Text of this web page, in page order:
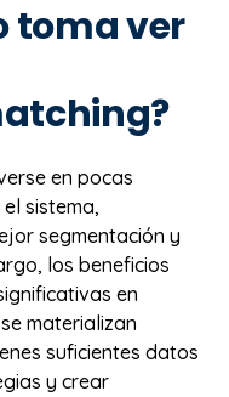
toma ver
en pocas
sistema,
segmentación y
los beneficios
en
materializan
suficientes datos
y crear